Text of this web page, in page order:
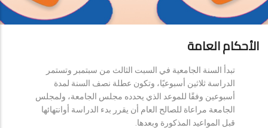
الأحكام العامة
تبدأ السنة الجامعية في السبت الثالث من سبتمبر وتستمر
الدراسة ثلاثين أسبوعيًا، وتكون عطلة نصف السنة لمدة
أسبوعين وفقًا للموعد الذي يحدده مجلس الجامعة، ولمجلس
الجامعة مراعاة للصالح العام أن يقرر بدء الدراسة أوانتهائها
قبل المواعيد المذكورة وبعدها.